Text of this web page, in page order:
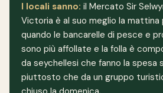
I locali sanno: il Mercato Sir
Victoria è al suo meglio la mattina
quando le bancarelle di pesce e
sono più affollate e la folla è
da seychellesi che fanno la spesa
piuttosto che da un gruppo